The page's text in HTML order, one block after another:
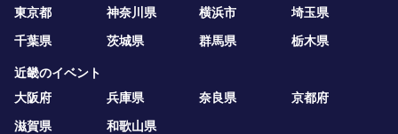
東京都
神奈川県 横浜市
埼玉県
千葉県
茨城県 群馬県 栃木県
近畿のイベント
大阪府
兵庫県 奈良県
京都府
滋賀県
和歌山県